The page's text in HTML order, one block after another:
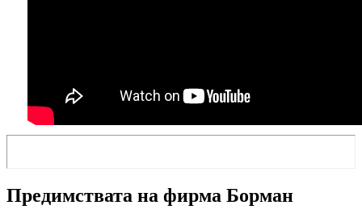
Предимствата на фирма Борман